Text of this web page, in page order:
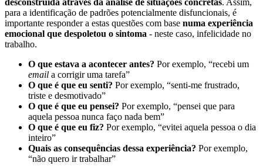
desconstruída através da análise de situações concretas. Assim,
para a identificação de padrões potencialmente disfuncionais, é
importante responder a estas questões com base numa experiência
emocional que despoletou o sintoma - neste caso, infelicidade no
trabalho.
O que estava a acontecer antes? Por exemplo, “recebi um
email a corrigir uma tarefa”
O que é que eu senti? Por exemplo, “senti-me frustrado,
triste e desmotivado”
O que é que eu pensei? Por exemplo, “pensei que para
aquela pessoa nunca faço nada bem”
O que é que eu fiz? Por exemplo, “evitei aquela pessoa o dia
inteiro”
Quais as consequências dessa experiência? Por exemplo,
“não quero ir trabalhar”